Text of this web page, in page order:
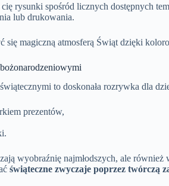
rysunki spośród licznych dostępnych
lub drukowania.
się magiczną atmosferą Świąt dzięki
to doskonała rozrywka dla
prezentów,
wyobraźnię najmłodszych, ale również
świąteczne zwyczaje poprzez twórczą